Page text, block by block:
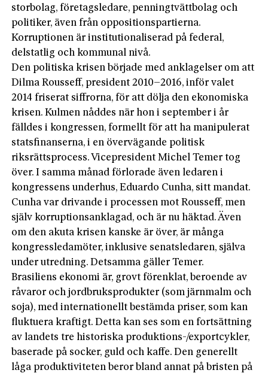
storbolag, företagsledare, penningtvättbolag och
politiker, även från oppositionspartierna.
Korruptionen är institutionaliserad på federal,
delstatlig och kommunal nivå.
Den politiska krisen började med anklagelser om att
Dilma Rousseff, president 2010–2016, inför valet
2014 friserat siffrorna, för att dölja den ekonomiska
krisen. Kulmen nåddes när hon i september i år
fälldes i kongressen, formellt för att ha manipulerat
statsfinanserna, i en övervägande politisk
riksrättsprocess. Vicepresident Michel Temer tog
över. I samma månad förlorade även ledaren i
kongressens underhus, Eduardo Cunha, sitt mandat.
Cunha var drivande i processen mot Rousseff, men
själv korruptionsanklagad, och är nu häktad. Även
om den akuta krisen kanske är över, är många
kongressledamöter, inklusive senatsledaren, själva
under utredning. Detsamma gäller Temer.
Brasiliens ekonomi är, grovt förenklat, beroende av
råvaror och jordbruksprodukter (som järnmalm och
soja), med internationellt bestämda priser, som kan
fluktuera kraftigt. Detta kan ses som en fortsättning
av landets tre historiska produktions-/exportcykler,
baserade på socker, guld och kaffe. Den generellt
låga produktiviteten beror bland annat på bristen på